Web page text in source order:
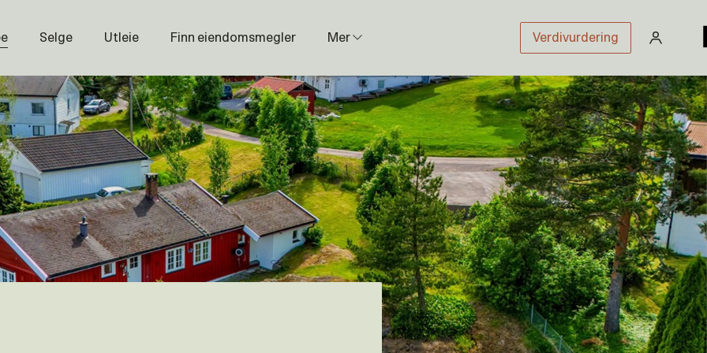
Selge Utleie Finn eiendomsmegler Mer
Prisstatistikk
Næring
Nybygg
Magasin
Om oss
Åpenhetsloven
Prisliste
Karriere
Verdivurdering